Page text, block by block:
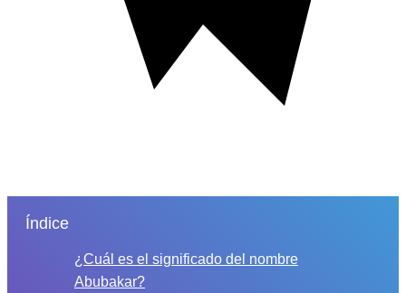
Índice
¿Cuál es el significado del nombre
Abubakar?